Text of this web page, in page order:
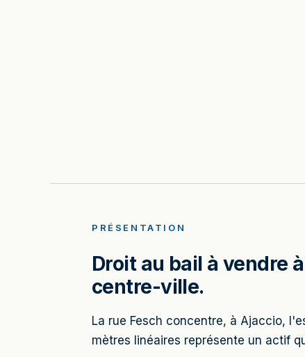
PRÉSENTATION
Droit au bail à vendre
centre-ville.
La rue Fesch concentre, à Ajaccio,
mètres linéaires représente un actif